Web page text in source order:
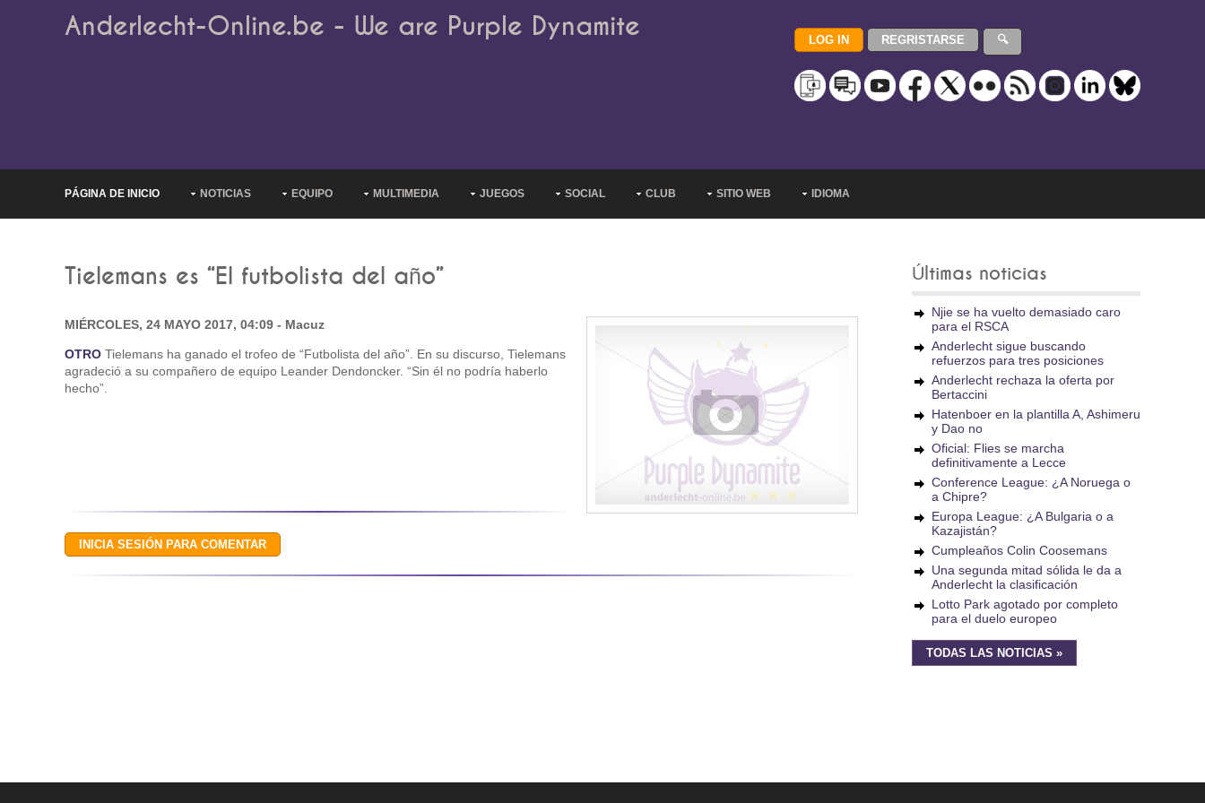
Anderlecht-Online.be - We are Purple Dynamite
PÁGINA DE INICIO NOTICIAS EQUIPO MULTIMEDIA JUEGOS SOCIAL CLUB SITIO WEB IDIOMA
Tielemans es “El futbolista del año”
MIÉRCOLES, 24 MAYO 2017, 04:09 - Macuz
OTRO Tielemans ha ganado el trofeo de “Futbolista del año”. En su discurso, Tielemans
agradeció a su compañero de equipo Leander Dendoncker. “Sin él no podría haberlo
hecho”.
Últimas noticias
Njie se ha vuelto demasiado caro
para el RSCA
Anderlecht sigue buscando
refuerzos para tres posiciones
Anderlecht rechaza la oferta por
Bertaccini
Hatenboer en la plantilla A, Ashimeru
y Dao no
Oficial: Flies se marcha
definitivamente a Lecce
Conference League: ¿A Noruega o
a Chipre?
Europa League: ¿A Bulgaria o a
Kazajistán?
Cumpleaños Colin Coosemans
Una segunda mitad sólida le da a
Anderlecht la clasificación
Lotto Park agotado por completo
para el duelo europeo
TODAS LAS NOTICIAS »